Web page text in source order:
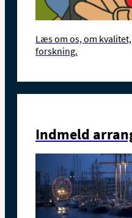
Læs om os, om
forskning.
Indmeld